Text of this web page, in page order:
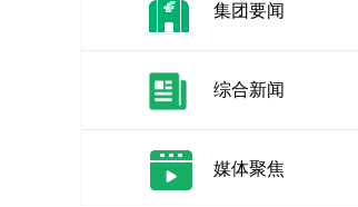
集团要闻
综合新闻
媒体聚焦